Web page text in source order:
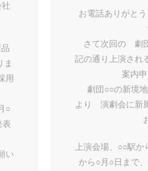
ま
用
○
表
い
お電話ありがと
さて次回の 劇
記の通り上演され
案内
劇団○○の新境
より 演劇会に新
上演会場、○○駅
から○月○日まで